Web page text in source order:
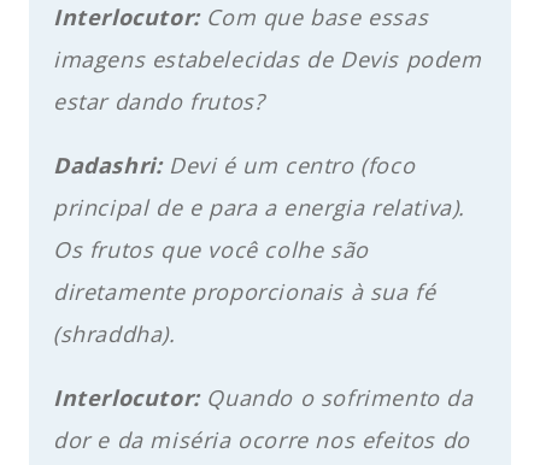
Interlocutor:Com que base essas
imagens estabelecidas de Devis podem
estar dando frutos?
Dadashri:Devi é um centro (foco
principal de e para a energia relativa).
Os frutos que você colhe são
diretamente proporcionais à sua fé
(shraddha).
Interlocutor:Quando o sofrimento da
dor e da miséria ocorre nos efeitos do